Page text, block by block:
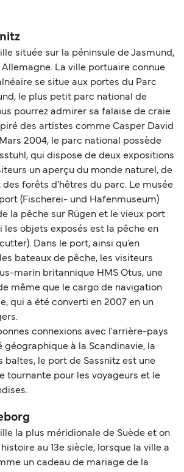
située sur la péninsule de Jasmund,
Allemagne. La ville portuaire connue
se situe aux portes du Parc
le plus petit parc national de
pourrez admirer sa falaise de craie
des artistes comme Casper David
2004, le parc national possède
qui dispose de deux expositions
un aperçu du monde naturel, de
des forêts d'hêtres du parc. Le musée
(Fischerei- und Hafenmuseum)
la pêche sur Rügen et le vieux port
les objets exposés est la pêche en
Dans le port, ainsi qu'en
bateaux de pêche, les visiteurs
marin britannique HMS Otus, une
même que le cargo de navigation
qui a été converti en 2007 en un
connexions avec l'arrière-pays
à la Scandinavie, la
baltes, le port de Sassnitz est une
tournante pour les voyageurs et le
la plus méridionale de Suède et on
au 13e siècle, lorsque la ville a
un cadeau de mariage de la